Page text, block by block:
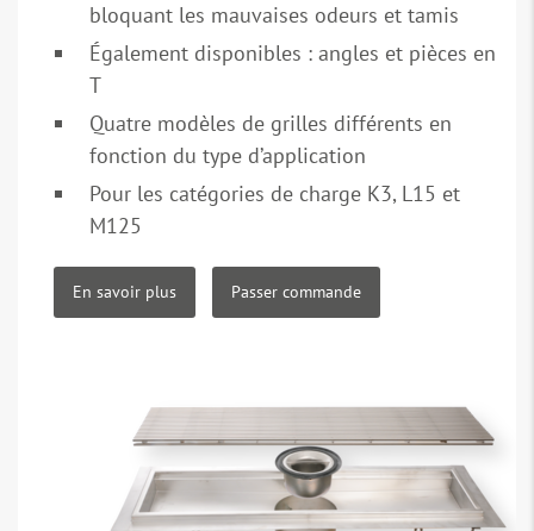
bloquant les mauvaises odeurs et tamis
Également disponibles : angles et pièces en
T
Quatre modèles de grilles différents en
fonction du type d’application
Pour les catégories de charge K3, L15 et
M125
En savoir plus Passer commande